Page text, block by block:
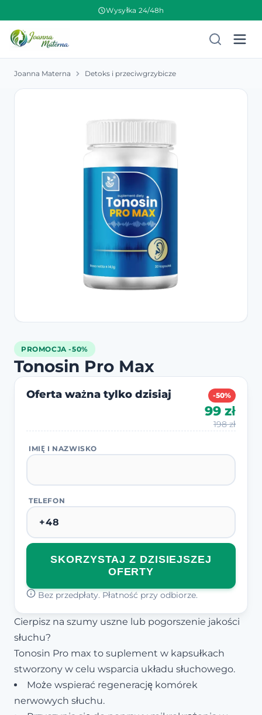
Wysyłka 24/48h
Joanna Materna Detoks i przeciwgrzybicze
PROMOCJA -50%
Tonosin Pro Max
Oferta ważna tylko dzisiaj -50%
99 zł
198 zł
IMIĘ I NAZWISKO
TELEFON
SKORZYSTAJ Z DZISIEJSZEJ
OFERTY
Bez przedpłaty. Płatność przy odbiorze.
Cierpisz na szumy uszne lub pogorszenie jakości
słuchu?
Tonosin Pro max to suplement w kapsułkach
stworzony w celu wsparcia układu słuchowego.
Może wspierać regenerację komórek
nerwowych słuchu.